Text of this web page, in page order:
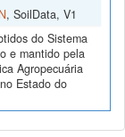
, SoilData, V1
do Sistema
e mantido pela
Agropecuária
Estado do